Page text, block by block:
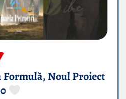
Formulă, Noul Proiect